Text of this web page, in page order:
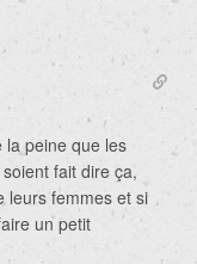
la peine que les
fait dire ça,
leurs femmes et si
un petit